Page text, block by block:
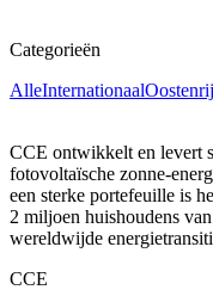
Categorieën
AlleInternationaal
CCE ontwikkelt en levert
fotovoltaïsche zonne-
een sterke portefeuille is
2 miljoen huishoudens
wereldwijde
CCE